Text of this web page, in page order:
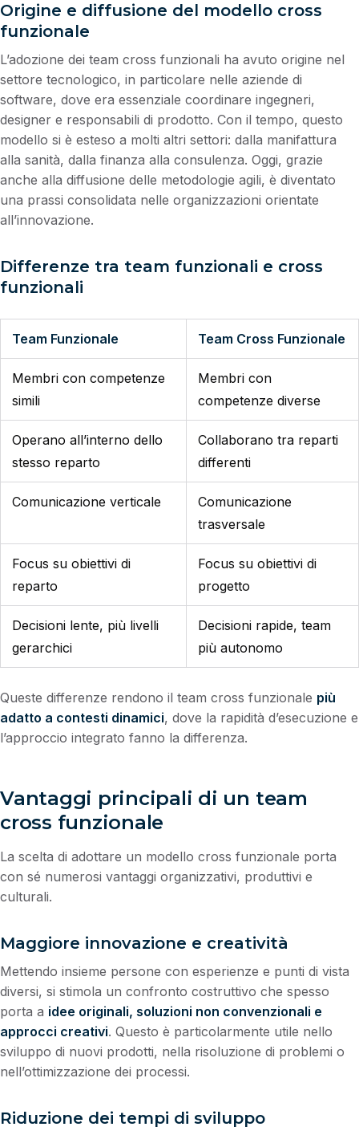
Origine e diffusione del modello cross
funzionale
L’adozione dei team cross funzionali ha avuto origine nel
settore tecnologico, in particolare nelle aziende di
software, dove era essenziale coordinare ingegneri,
designer e responsabili di prodotto. Con il tempo, questo
modello si è esteso a molti altri settori: dalla manifattura
alla sanità, dalla finanza alla consulenza. Oggi, grazie
anche alla diffusione delle metodologie agili, è diventato
una prassi consolidata nelle organizzazioni orientate
all’innovazione.
Differenze tra team funzionali e cross
funzionali
Team Funzionale Team Cross Funzionale
Membri con competenze
simili
Membri con
competenze diverse
Operano all’interno dello
stesso reparto
Collaborano tra reparti
differenti
Comunicazione verticale
Comunicazione
trasversale
Focus su obiettivi di
reparto
Focus su obiettivi di
progetto
Decisioni lente, più livelli
gerarchici
Decisioni rapide, team
più autonomo
Queste differenze rendono il team cross funzionale più
adatto a contesti dinamici, dove la rapidità d’esecuzione e
l’approccio integrato fanno la differenza.
Vantaggi principali di un team
cross funzionale
La scelta di adottare un modello cross funzionale porta
con sé numerosi vantaggi organizzativi, produttivi e
culturali.
Maggiore innovazione e creatività
Mettendo insieme persone con esperienze e punti di vista
diversi, si stimola un confronto costruttivo che spesso
porta a idee originali, soluzioni non convenzionali e
approcci creativi. Questo è particolarmente utile nello
sviluppo di nuovi prodotti, nella risoluzione di problemi o
nell’ottimizzazione dei processi.
Riduzione dei tempi di sviluppo